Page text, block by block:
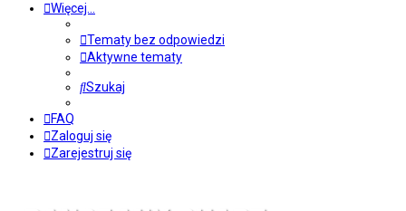
Więcej…
Tematy bez odpowiedzi
Aktywne tematy
Szukaj
FAQ
Zaloguj się
Zarejestruj się